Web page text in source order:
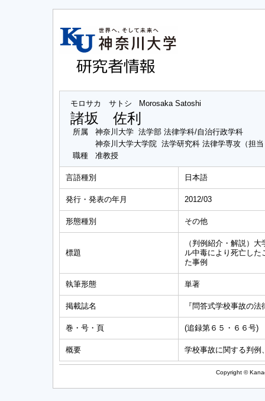
モロサカ サトシ Morosaka Satoshi
諸坂 佐利
所属
神奈川大学 法学部 法律学科/自治行政学科
神奈川大学大学院 法学研究科 法律学専攻（担
職種
准教授
言語種別 日本語
発行・発表の年月 2012/03
形態種別 その他
標題
（判例紹介・解説）
ル中毒により死亡し
た事例
執筆形態 単著
掲載誌名 『問答式学校事故の
巻・号・頁 (追録第６５・６６号)
概要 学校事故に関する判例
Copyright ©